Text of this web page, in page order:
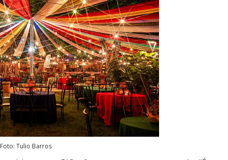
Foto: Tulio Barros